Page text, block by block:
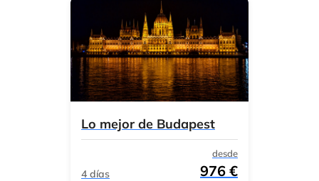
Lo mejor de Budapest
4 días
desde
976 €